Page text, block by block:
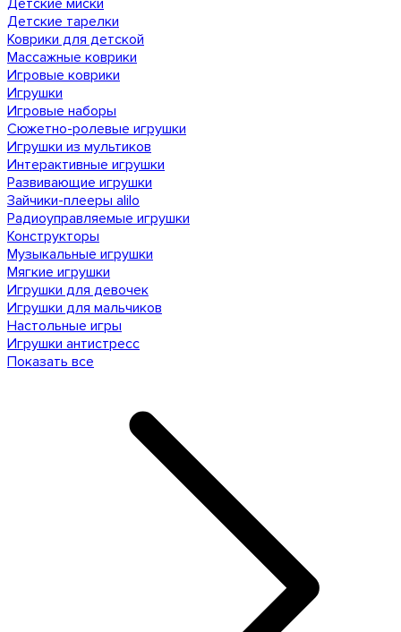
Детские миски
Детские тарелки
Коврики для детской
Массажные коврики
Игровые коврики
Игрушки
Игровые наборы
Сюжетно-ролевые игрушки
Игрушки из мультиков
Интерактивные игрушки
Развивающие игрушки
Зайчики-плееры alilo
Радиоуправляемые игрушки
Конструкторы
Музыкальные игрушки
Мягкие игрушки
Игрушки для девочек
Игрушки для мальчиков
Настольные игры
Игрушки антистресс
Показать все